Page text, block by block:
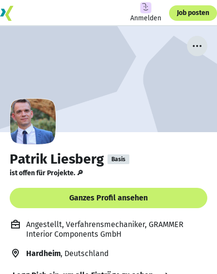
Anmelden
Job posten
Patrik Liesberg Basis
ist offen für Projekte. 🔎
Ganzes Profil ansehen
Angestellt, Verfahrensmechaniker, GRAMMER
Interior Components GmbH
Hardheim, Deutschland